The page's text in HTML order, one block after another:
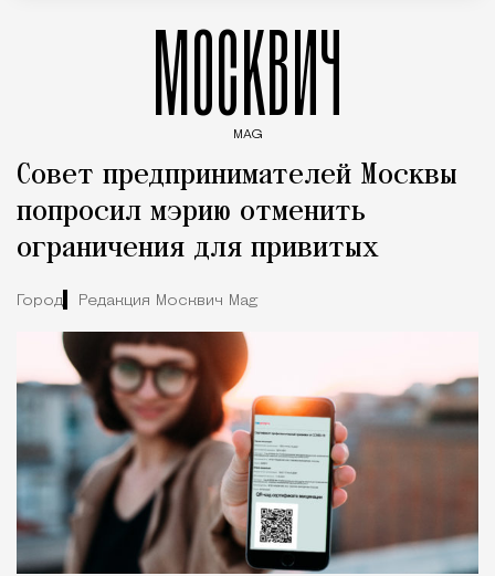
МОСКВИЧ
MAG
Совет предпринимателей Москвы
попросил мэрию отменить
ограничения для привитых
Город Редакция Москвич Mag